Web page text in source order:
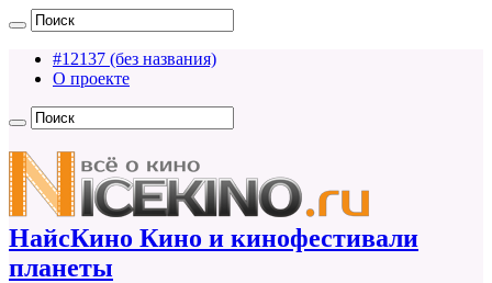
#12137 (без названия)
О проекте
НайсКино Кино и кинофестивали
планеты